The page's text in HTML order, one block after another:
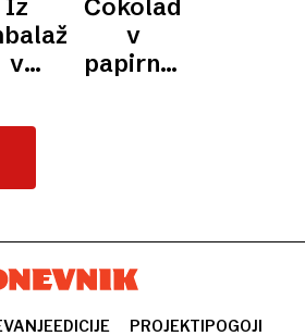
več
embalažo?
Morda
pa!
Iz
v
Čokoladice
v
papirnatem
EDICIJE
PROJEKTIPOGOJI